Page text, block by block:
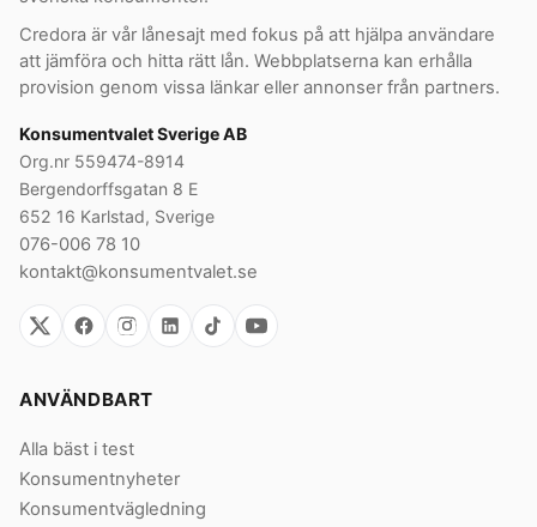
Credora är vår lånesajt med fokus på att hjälpa användare
att jämföra och hitta rätt lån. Webbplatserna kan erhålla
provision genom vissa länkar eller annonser från partners.
Konsumentvalet Sverige AB
Org.nr 559474-8914
Bergendorffsgatan 8 E
652 16 Karlstad, Sverige
076-006 78 10
kontakt@konsumentvalet.se
ANVÄNDBART
Alla bäst i test
Konsumentnyheter
Konsumentvägledning